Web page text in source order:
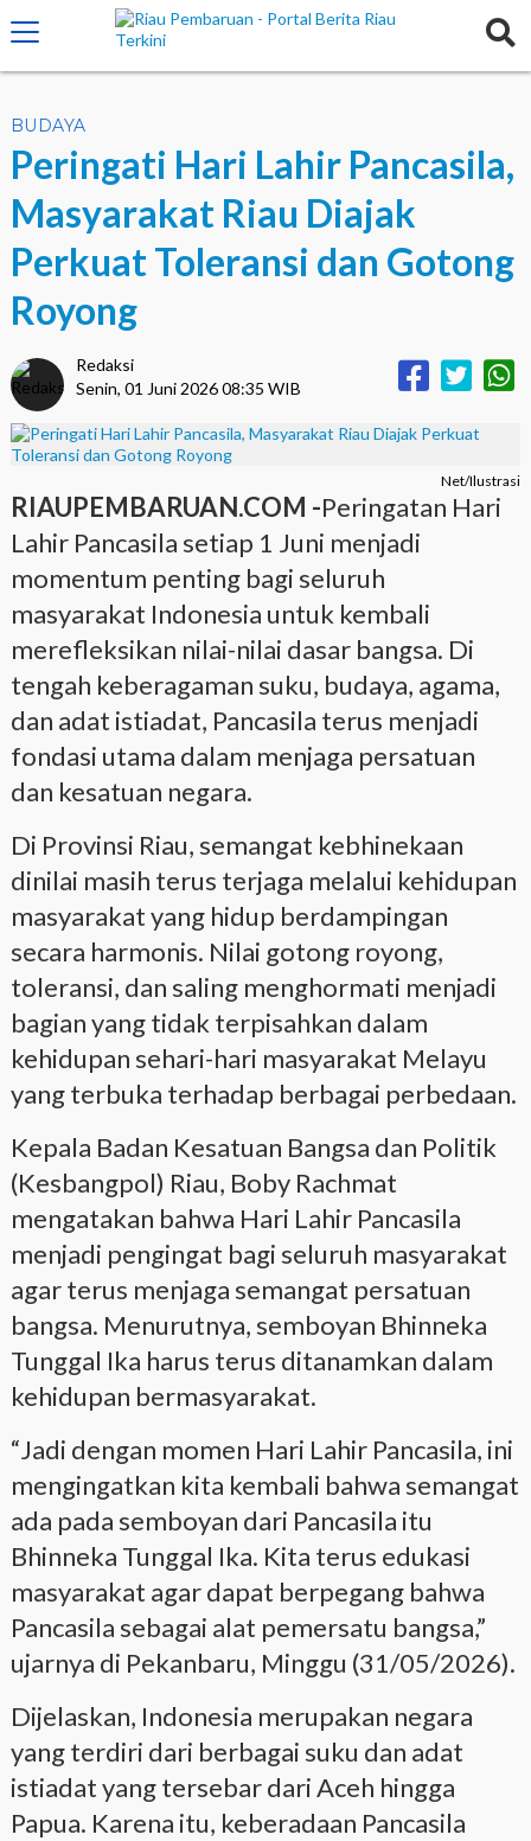
crossorigin="anonymous">
BUDAYA
Peringati Hari Lahir Pancasila,
Masyarakat Riau Diajak
Perkuat Toleransi dan Gotong
Royong
Redaksi
Senin, 01 Juni 2026 08:35 WIB
Net/Ilustrasi
RIAUPEMBARUAN.COM -Peringatan Hari
Lahir Pancasila setiap 1 Juni menjadi
momentum penting bagi seluruh
masyarakat Indonesia untuk kembali
merefleksikan nilai-nilai dasar bangsa. Di
tengah keberagaman suku, budaya, agama,
dan adat istiadat, Pancasila terus menjadi
fondasi utama dalam menjaga persatuan
dan kesatuan negara.
Di Provinsi Riau, semangat kebhinekaan
dinilai masih terus terjaga melalui kehidupan
masyarakat yang hidup berdampingan
secara harmonis. Nilai gotong royong,
toleransi, dan saling menghormati menjadi
bagian yang tidak terpisahkan dalam
kehidupan sehari-hari masyarakat Melayu
yang terbuka terhadap berbagai perbedaan.
Kepala Badan Kesatuan Bangsa dan Politik
(Kesbangpol) Riau, Boby Rachmat
mengatakan bahwa Hari Lahir Pancasila
menjadi pengingat bagi seluruh masyarakat
agar terus menjaga semangat persatuan
bangsa. Menurutnya, semboyan Bhinneka
Tunggal Ika harus terus ditanamkan dalam
kehidupan bermasyarakat.
“Jadi dengan momen Hari Lahir Pancasila, ini
mengingatkan kita kembali bahwa semangat
ada pada semboyan dari Pancasila itu
Bhinneka Tunggal Ika. Kita terus edukasi
masyarakat agar dapat berpegang bahwa
Pancasila sebagai alat pemersatu bangsa,”
ujarnya di Pekanbaru, Minggu (31/05/2026).
Dijelaskan, Indonesia merupakan negara
yang terdiri dari berbagai suku dan adat
istiadat yang tersebar dari Aceh hingga
Papua. Karena itu, keberadaan Pancasila